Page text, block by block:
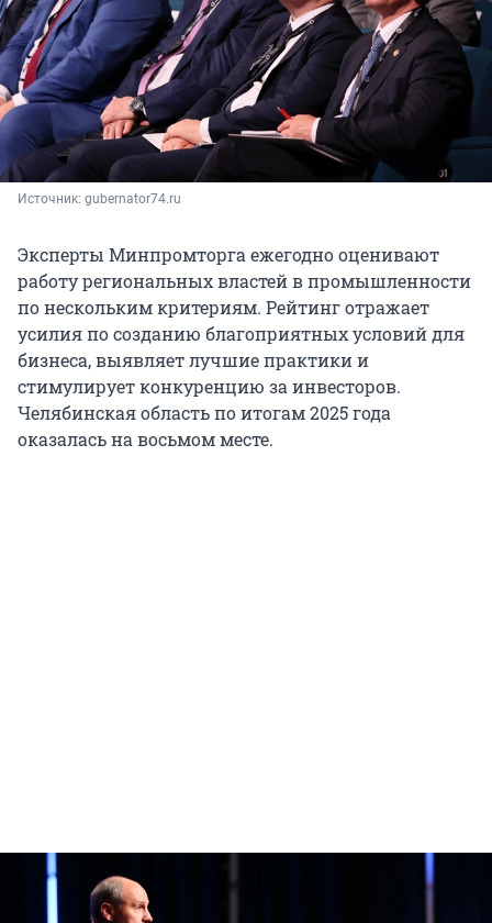
Источник: gubernator74.ru
Эксперты Минпромторга ежегодно оценивают
работу региональных властей в промышленности
по нескольким критериям. Рейтинг отражает
усилия по созданию благоприятных условий для
бизнеса, выявляет лучшие практики и
стимулирует конкуренцию за инвесторов.
Челябинская область по итогам 2025 года
оказалась на восьмом месте.